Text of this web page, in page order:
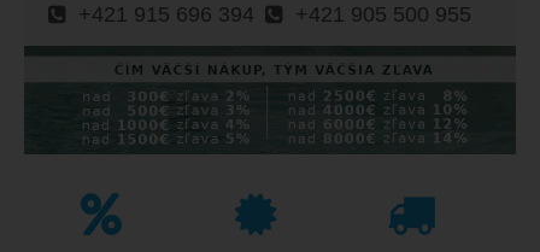
+421 915 696 394 +421 905 500 955